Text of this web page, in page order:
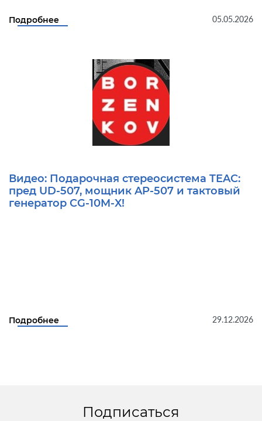
Подробнее 05.05.2026
Видео: Подарочная стереосистема TEAC:
пред UD-507, мощник AP-507 и тактовый
генератор CG-10M-X!
Подробнее 29.12.2026
Подписаться